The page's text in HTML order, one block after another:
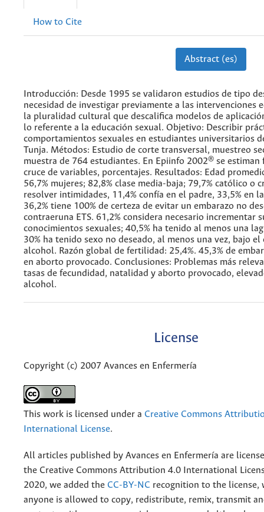
How to Cite
Abstract (es)
Introducción: Desde 1995 se validaron estudios de tipo
necesidad de investigar previamente a las intervenciones
la pluralidad cultural que descalifica modelos de
lo referente a la educación sexual. Objetivo: Describir
comportamientos sexuales en estudiantes universitarios
Tunja. Métodos: Estudio de corte transversal, muestreo
muestra de 764 estudiantes. En Epiinfo 2002® se estiman
cruce de variables, porcentajes. Resultados: Edad
56,7% mujeres; 82,8% clase media-baja; 79,7% católico o
resolver intimidades, 11,4% confía en el padre, 33,5% en
36,2% tiene 100% de certeza de evitar un embarazo no
contraeruna ETS. 61,2% considera necesario incrementar
conocimientos sexuales; 40,5% ha tenido al menos una
30% ha tenido sexo no deseado, al menos una vez, bajo
alcohol. Razón global de fertilidad: 25,4%. 45,3% de
en aborto provocado. Conclusiones: Problemas más
tasas de fecundidad, natalidad y aborto provocado,
alcohol.
License
Copyright (c) 2007 Avances en Enfermería
This work is licensed under a Creative Commons
International License.
All articles published by Avances en Enfermería are
the Creative Commons Attribution 4.0 International
2020, we added the CC-BY-NC recognition to the license,
anyone is allowed to copy, redistribute, remix, transmit